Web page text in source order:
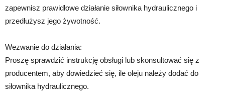
zapewnisz prawidłowe działanie siłownika hydraulicznego i
przedłużysz jego żywotność.
Wezwanie do działania:
Proszę sprawdzić instrukcję obsługi lub skonsultować się z
producentem, aby dowiedzieć się, ile oleju należy dodać do
siłownika hydraulicznego.